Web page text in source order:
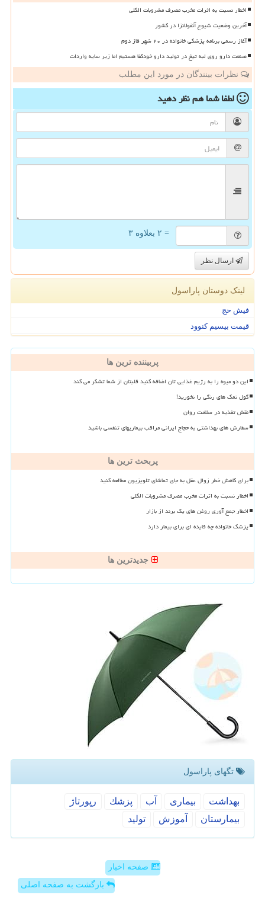
اخطار نسبت به اثرات مخرب مصرف مشروبات الکلی
آخرین وضعیت شیوع آنفولانزا در کشور
آغاز رسمی برنامه پزشکی خانواده در ۲۰ شهر فاز دوم
صنعت دارو روی لبه تیغ در تولید دارو خودکفا هستیم اما زیر سایه واردات
نظرات بینندگان در مورد این مطلب
لطفا شما همنظر دهید
= ۲ بعلاوه ۳
ارسال نظر
لینک دوستان پاراسول
فیش حج
قیمت بیسیم کنوود
پربیننده ترین ها
این دو میوه را به رژیم غذایی تان اضافه کنید قلبتان از شما تشکر می کند
گول نمک های رنگی را نخورید!
نقش تغذیه در سلامت روان
سفارش های بهداشتی به حجاج ایرانی مراقب بیماریهای تنفسی باشید
پربحث ترین ها
برای کاهش خطر زوال عقل به جای تماشای تلویزیون مطالعه کنید
اخطار نسبت به اثرات مخرب مصرف مشروبات الکلی
اخطار جمع آوری روغن های یک برند از بازار
پزشک خانواده چه فایده ای برای بیمار دارد
جدیدترین ها
تگهای پاراسول
بهداشت بیماری آب پزشك
رپورتاژ
بیمارستان
آموزش تولید
صفحه اخبار
بازگشت به صفحه اصلی